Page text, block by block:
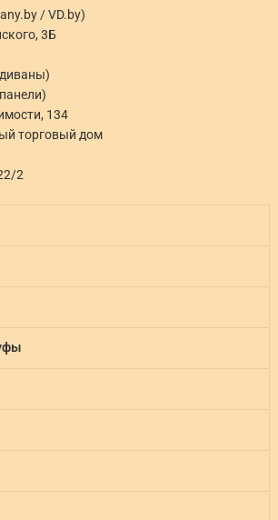
/ VD.by)
3Б
134
торговый дом
2